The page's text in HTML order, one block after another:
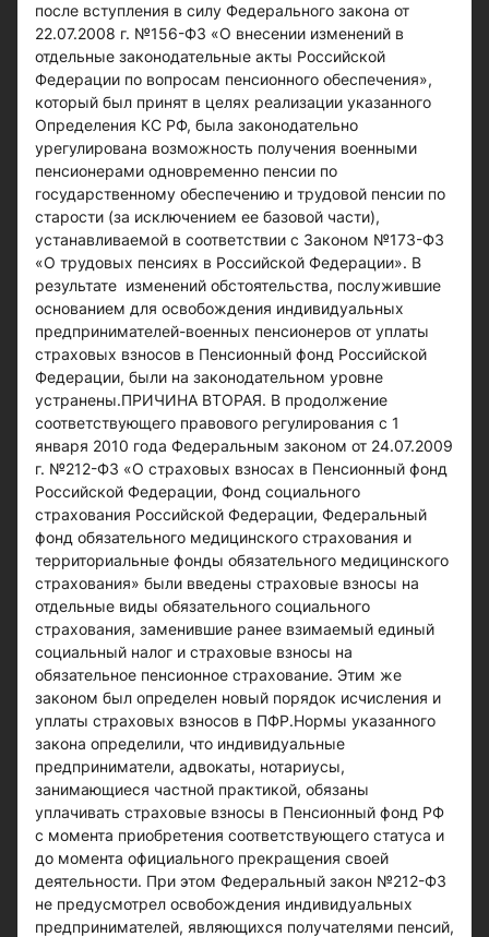
после вступления в силу Федерального закона от
22.07.2008 г. №156-ФЗ «О внесении изменений в
отдельные законодательные акты Российской
Федерации по вопросам пенсионного обеспечения»,
который был принят в целях реализации указанного
Определения КС РФ, была законодательно
урегулирована возможность получения военными
пенсионерами одновременно пенсии по
государственному обеспечению и трудовой пенсии по
старости (за исключением ее базовой части),
устанавливаемой в соответствии с Законом №173-ФЗ
«О трудовых пенсиях в Российской Федерации». В
результате изменений обстоятельства, послужившие
основанием для освобождения индивидуальных
предпринимателей-военных пенсионеров от уплаты
страховых взносов в Пенсионный фонд Российской
Федерации, были на законодательном уровне
устранены.ПРИЧИНА ВТОРАЯ. В продолжение
соответствующего правового регулирования с 1
января 2010 года Федеральным законом от 24.07.2009
г. №212-ФЗ «О страховых взносах в Пенсионный фонд
Российской Федерации, Фонд социального
страхования Российской Федерации, Федеральный
фонд обязательного медицинского страхования и
территориальные фонды обязательного медицинского
страхования» были введены страховые взносы на
отдельные виды обязательного социального
страхования, заменившие ранее взимаемый единый
социальный налог и страховые взносы на
обязательное пенсионное страхование. Этим же
законом был определен новый порядок исчисления и
уплаты страховых взносов в ПФР.Нормы указанного
закона определили, что индивидуальные
предприниматели, адвокаты, нотариусы,
занимающиеся частной практикой, обязаны
уплачивать страховые взносы в Пенсионный фонд РФ
с момента приобретения соответствующего статуса и
до момента официального прекращения своей
деятельности. При этом Федеральный закон №212-ФЗ
не предусмотрел освобождения индивидуальных
предпринимателей, являющихся получателями пенсий,